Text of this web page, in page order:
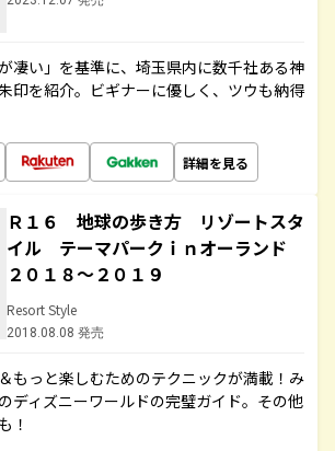
凄い」を基準に、埼玉県内に数千社ある神
印を紹介。ビギナーに優しく、ツウも納得
詳細を見る
Ｒ１６ 地球の歩き方 リゾートスタ
イル テーマパークｉｎオーランド
２０１８～２０１９
Resort Style
2018.08.08 発売
もっと楽しむためのテクニックが満載！み
ディズニーワールドの完璧ガイド。その他
！